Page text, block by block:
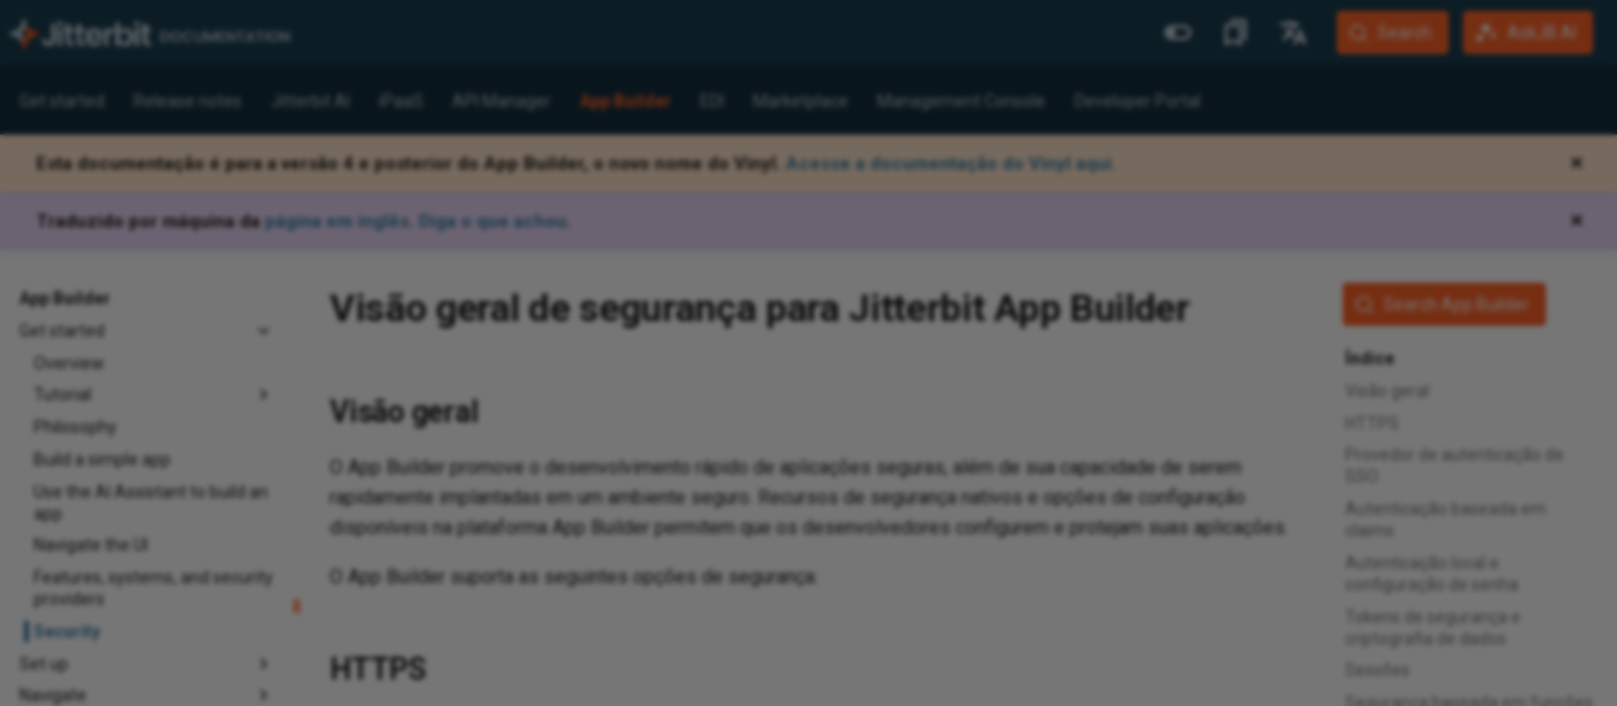
Mais Sites
Jitterbit Website
System Status
English
Search AskJB AI
Get started Release notes Jitterbit AI iPaaS API Manager App Builder Marketplace Management Console Developer Portal
Esta documentação é para a versão 4 e posterior do App Builder, o novo nome do Vinyl. Acesse a documentação do Vinyl aqui. ✕
Traduzido por máquina da página em inglês Diga o que achou ✕
App Builder
Get started
Overview
Tutorial
Philosophy
Build a simple app
Use the AI Assistant to build an
app
Navigate the UI
Features, systems, and security
providers
Security
Set up
Navigate
Search App Builder
Índice
Provedor de autenticação de
Autenticação baseada em
claims
Autenticação local e
configuração de senha
Tokens de segurança e
criptografia de dados
Visão geral de segurança para Jitterbit App Builder
Visão geral
O App Builder promove o desenvolvimento rápido de aplicações seguras, além de sua capacidade de serem
rapidamente implantadas em um ambiente seguro. Recursos de segurança nativos e opções de configuração
disponíveis na plataforma App Builder permitem que os desenvolvedores configurem e protejam suas aplicações.
O App Builder suporta as seguintes opções de segurança:
HTTPS